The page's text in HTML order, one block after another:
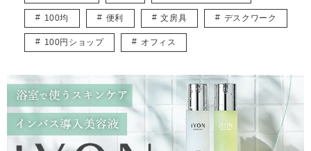
100均 便利 文房具 デスクワーク
100円ショップ オフィス